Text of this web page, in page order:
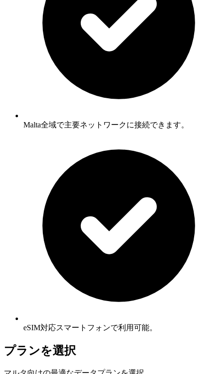
Malta全域で主要ネットワークに接続できます。
eSIM対応スマートフォンで利用可能。
プランを選択